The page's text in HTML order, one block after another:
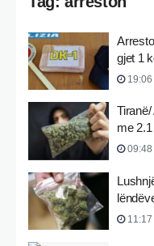
gjet 1
19:06
me
09:48
11:17